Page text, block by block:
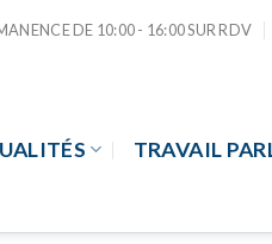
DE 10:00 - 16:00 SUR RDV
TRAVAIL